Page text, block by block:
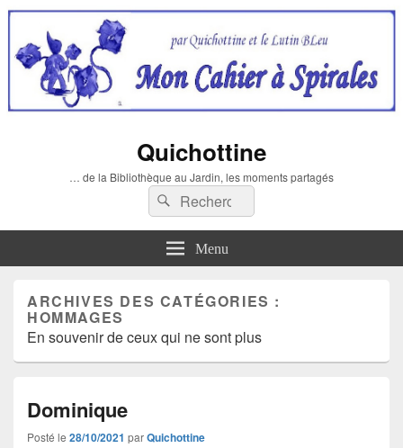
Quichottine
… de la Bibliothèque au Jardin, les moments partagés
Recherche :
Rechercher
Menu
ARCHIVES DES CATÉGORIES :
HOMMAGES
En souvenir de ceux qui ne sont plus
Dominique
Posté le 28/10/2021 parQuichottine